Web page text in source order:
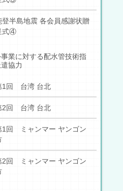
登半島地震 各会員感謝状贈
式④
業に対する配水管技術指
協力
1回 台湾 台北
2回 台湾 台北
1回 ミャンマー ヤンゴン
2回 ミャンマー ヤンゴン